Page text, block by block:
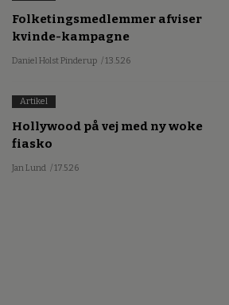
Folketingsmedlemmer afviser
kvinde-kampagne
Daniel Holst Pinderup / 13.5.26
Artikel
Hollywood på vej med ny woke
fiasko
Jan Lund / 17.5.26